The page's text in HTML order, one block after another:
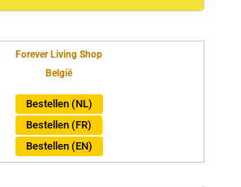
Forever Living Shop
België
Bestellen (NL)
Bestellen (FR)
Bestellen (EN)